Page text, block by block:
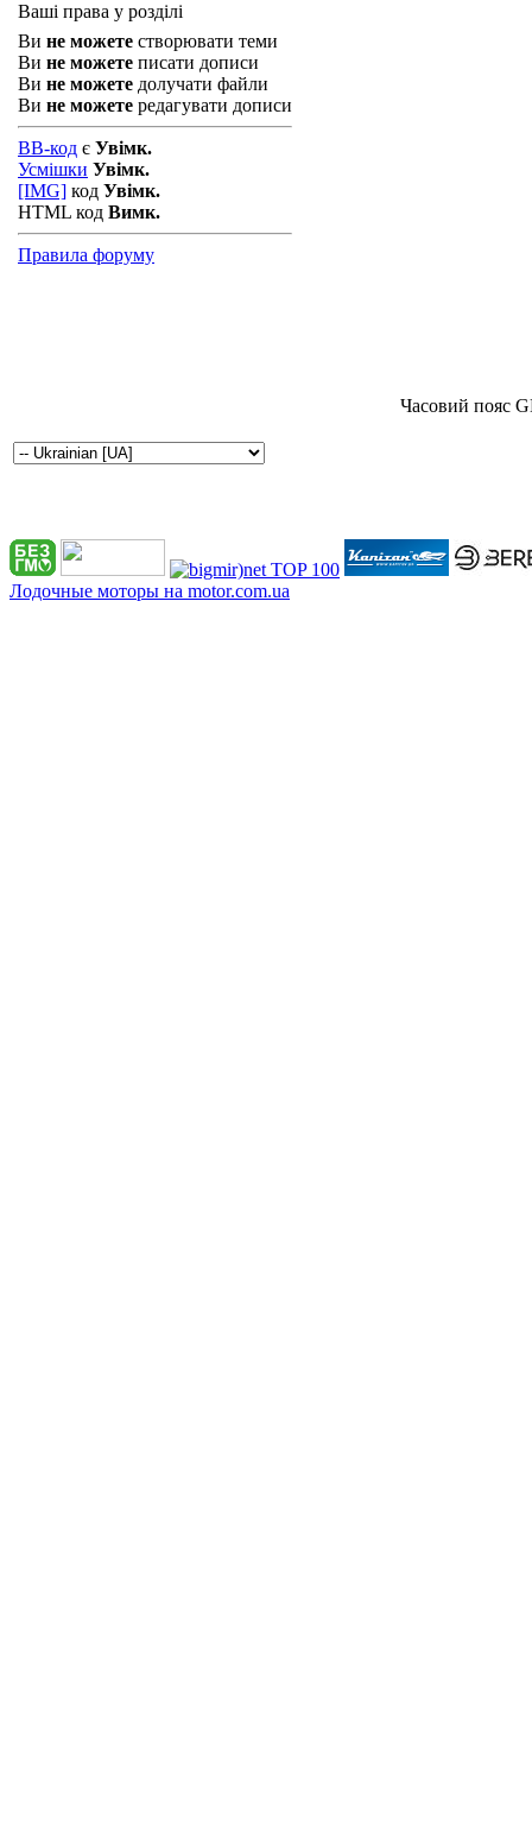
Ваші права у розділі
Ви не можете створювати теми
Ви не можете писати дописи
Ви не можете долучати файли
Ви не можете редагувати дописи
BB-код є Увімк.
Усмішки Увімк.
[IMG] код Увімк.
HTML код Вимк.
Правила форуму
Часовий пояс
Лодочные моторы на motor.com.ua